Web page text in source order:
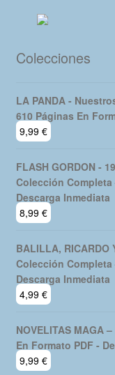
Colecciones
LA PANDA -
610 Páginas En
9,99 €
FLASH GORDON -
Colección Completa
Descarga Inmediata
8,99 €
BALILLA, RICARDO
Colección Completa
Descarga Inmediata
4,99 €
NOVELITAS MAGA
En Formato PDF -
9,99 €